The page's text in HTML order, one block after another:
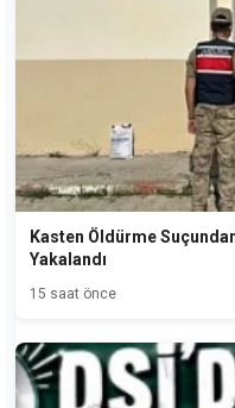
Kasten Öldürme
Yakalandı
15 saat önce